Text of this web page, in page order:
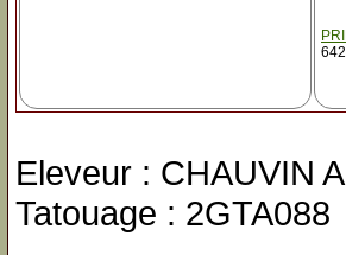
Eleveur : CHAUVIN
Tatouage : 2GTA088